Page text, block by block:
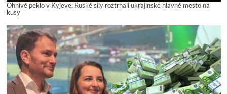
Ohnivé peklo v Kyjeve: Ruské sily roztrhali ukrajinské hlavné mesto na
kusy